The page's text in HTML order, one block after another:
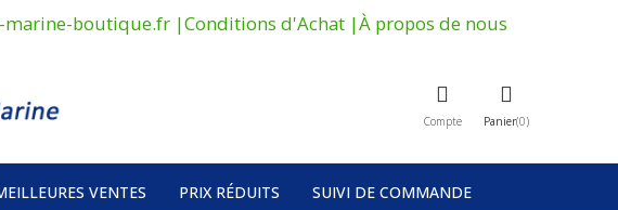
marine-boutique.fr |Conditions d'Achat |À propos de nous
Compte Panier 0
VENTES PRIX ​​RÉDUITS SUIVI DE COMMANDE